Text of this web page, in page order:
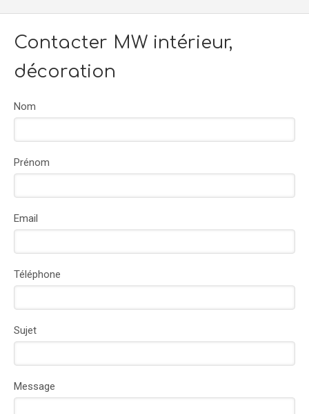
Contacter MW intérieur,
décoration
Nom
Prénom
Email
Téléphone
Sujet
Message